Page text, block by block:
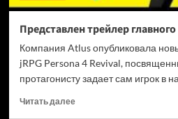
Представлен трейлер
Компания Atlus опубликовала
jRPG Persona 4 Revival,
протагонисту задает сам игрок в
Читать далееПрочитать